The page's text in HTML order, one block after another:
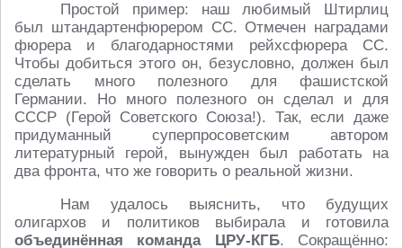
Простой пример: наш любимый Штирлиц
был штандартенфюрером СС. Отмечен наградами
фюрера и благодарностями рейхсфюрера СС.
Чтобы добиться этого он, безусловно, должен был
сделать много полезного для фашистской
Германии. Но много полезного он сделал и для
СССР (Герой Советского Союза!). Так, если даже
придуманный суперпросоветским автором
литературный герой, вынужден был работать на
два фронта, что же говорить о реальной жизни.
Нам удалось выяснить, что будущих
олигархов и политиков выбирала и готовила
объединённая команда ЦРУ-КГБ. Сокращённо: